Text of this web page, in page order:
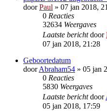
doorPaul » 07 jan 2018,
0 Reacties
32634 Weergaves
Laatste berichtdoor
07 jan 2018, 21:28
Geboortedatum
doorAbraham54 » 05 jan
0 Reacties
5830 Weergaves
Laatste berichtdoor
05 jan 2018, 17:59